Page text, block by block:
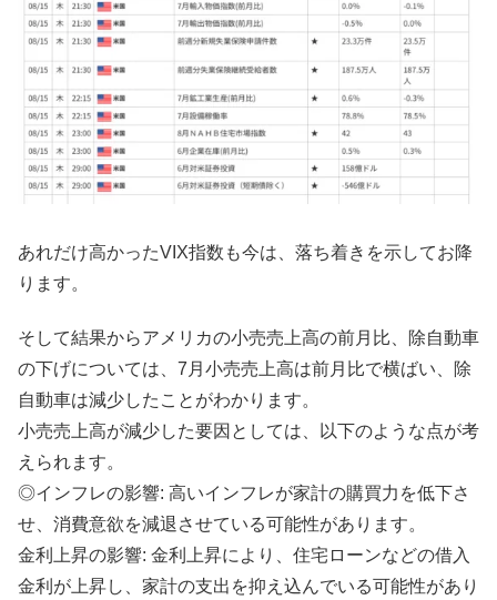
あれだけ高かったVIX指数も今は、落ち着きを示してお降
ります。
そして結果からアメリカの小売売上高の前月比、除自動車
の下げについては、7月小売売上高は前月比で横ばい、除
自動車は減少したことがわかります。
小売売上高が減少した要因としては、以下のような点が考
えられます。
◎インフレの影響: 高いインフレが家計の購買力を低下さ
せ、消費意欲を減退させている可能性があります。
金利上昇の影響: 金利上昇により、住宅ローンなどの借入
金利が上昇し、家計の支出を抑え込んでいる可能性があり